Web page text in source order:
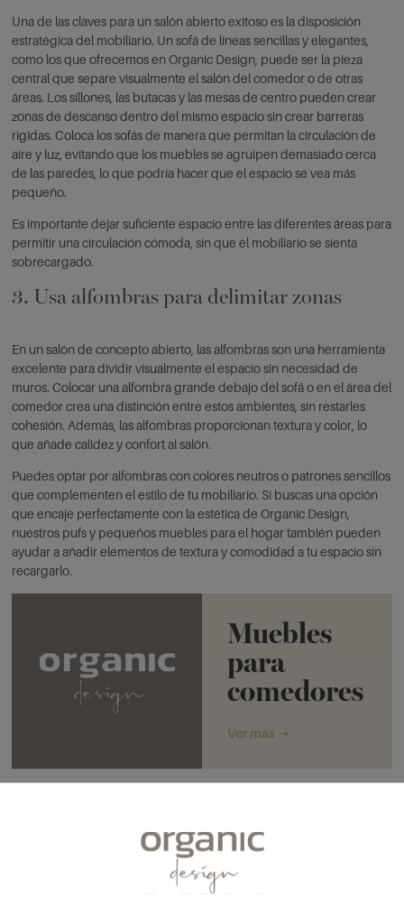
Una de las claves para un salón abierto exitoso es la disposición
estratégica del mobiliario. Un sofá de líneas sencillas y elegantes,
como los que ofrecemos en Organic Design, puede ser la pieza
central que separe visualmente el salón del comedor o de otras
áreas. Los sillones, las butacas y las mesas de centro pueden crear
zonas de descanso dentro del mismo espacio sin crear barreras
rígidas. Coloca los sofás de manera que permitan la circulación de
aire y luz, evitando que los muebles se agruipen demasiado cerca
de las paredes, lo que podría hacer que el espacio se vea más
pequeño.
Es importante dejar suficiente espacio entre las diferentes áreas para
permitir una circulación cómoda, sin que el mobiliario se sienta
sobrecargado.
3. Usa alfombras para delimitar zonas
En un salón de concepto abierto, las alfombras son una herramienta
excelente para dividir visualmente el espacio sin necesidad de
muros. Colocar una alfombra grande debajo del sofá o en el área del
comedor crea una distinción entre estos ambientes, sin restarles
cohesión. Además, las alfombras proporcionan textura y color, lo
que añade calidez y confort al salón.
Puedes optar por alfombras con colores neutros o patrones sencillos
que complementen el estilo de tu mobiliario. Si buscas una opción
que encaje perfectamente con la estética de Organic Design,
nuestros pufs y pequeños muebles para el hogar también pueden
ayudar a añadir elementos de textura y comodidad a tu espacio sin
recargarlo.
Muebles
para
comedores
Ver más ➝
colores neutros
En un salón de concepto abierto, la clave es elegir muebles que